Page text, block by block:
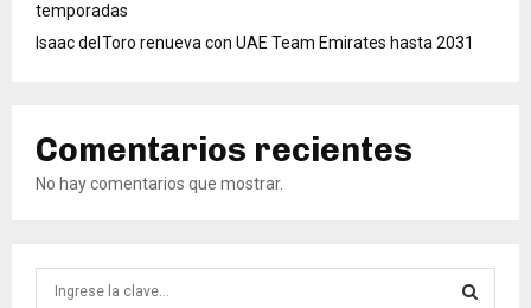
temporadas
Isaac del Toro renueva con UAE Team Emirates hasta 2031
Comentarios recientes
No hay comentarios que mostrar.